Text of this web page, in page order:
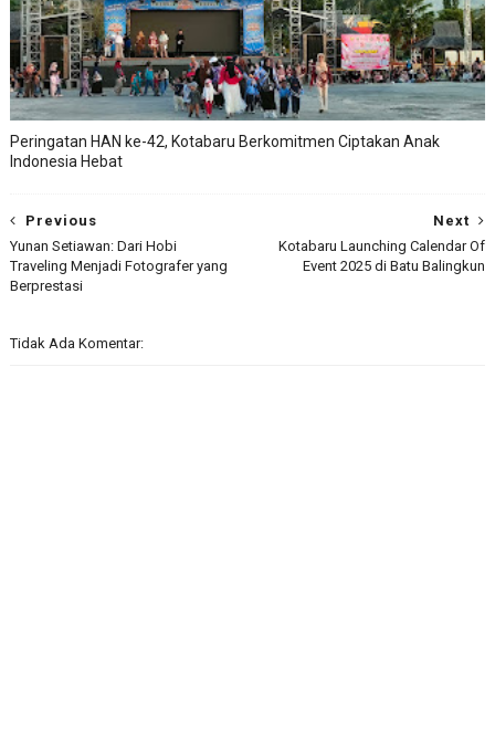
Peringatan HAN ke-42, Kotabaru Berkomitmen Ciptakan Anak
Indonesia Hebat
Next
Kotabaru Launching Calendar Of
Event 2025 di Batu Balingkun
Previous
Yunan Setiawan: Dari Hobi
Traveling Menjadi Fotografer yang
Berprestasi
Tidak Ada Komentar: